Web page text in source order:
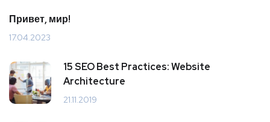
Привет, мир!
17.04.2023
15 SEO Best Practices: Website
Architecture
21.11.2019